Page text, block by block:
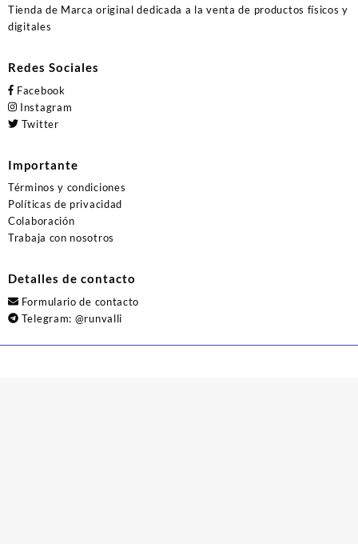
Tienda de Marca original dedicada a la venta de productos físicos y
digitales
Redes Sociales
Facebook
Instagram
Twitter
Importante
Términos y condiciones
Políticas de privacidad
Colaboración
Trabaja con nosotros
Detalles de contacto
Formulario de contacto
Telegram: @runvalli